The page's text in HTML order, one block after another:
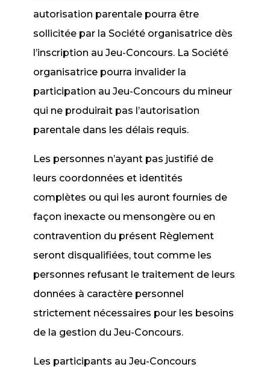
autorisation parentale pourra être
sollicitée par la Société organisatrice dès
l’inscription au Jeu-Concours. La Société
organisatrice pourra invalider la
participation au Jeu-Concours du mineur
qui ne produirait pas l’autorisation
parentale dans les délais requis.
Les personnes n’ayant pas justifié de
leurs coordonnées et identités
complètes ou qui les auront fournies de
façon inexacte ou mensongère ou en
contravention du présent Règlement
seront disqualifiées, tout comme les
personnes refusant le traitement de leurs
données à caractère personnel
strictement nécessaires pour les besoins
de la gestion du Jeu-Concours.
Les participants au Jeu-Concours